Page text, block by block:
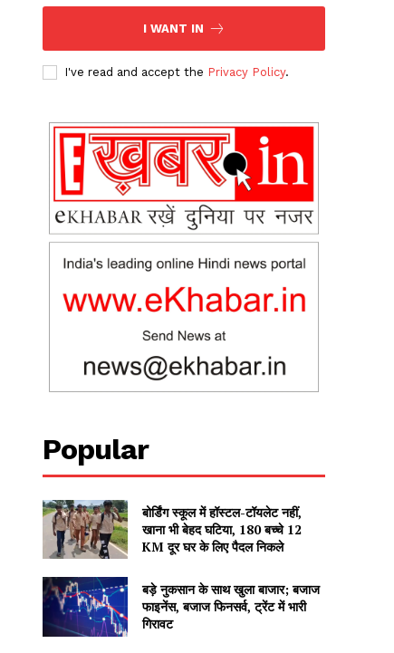
I WANT IN
I've read and accept the Privacy Policy.
Popular
बोर्डिंग स्कूल में हॉस्टल-टॉयलेट नहीं,
खाना भी बेहद घटिया, 180 बच्चे 12
KM दूर घर के लिए पैदल निकले
बड़े नुकसान के साथ खुला बाजार; बजाज
फाइनेंस, बजाज फिनसर्व, ट्रेंट में भारी
गिरावट